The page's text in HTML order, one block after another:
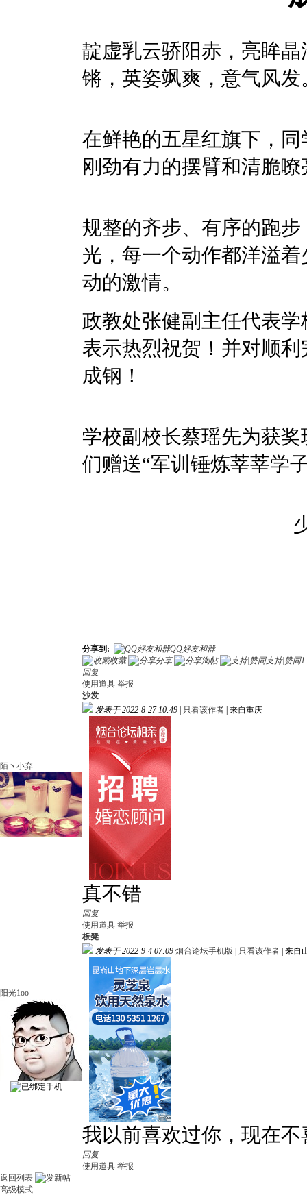
靛虚乳云骄阳赤，亮眸
锵，英姿飒爽，意气风发
在鲜艳的五星红旗下，
刚劲有力的摆臂和清脆
规整的齐步、有序的跑
光，每一个动作都洋溢
动的激情。
政教处张健副主任代表
表示热烈祝贺！并对顺
成钢！
学校副校长蔡瑶先为获
们赠送“军训锤炼莘莘学
分享到:
QQ好友和群
收藏
分享 淘帖 支持|赞同1
回复
使用道具 举报
陌ヽ小弃
沙发
发表于 2022-8-27 10:49
只看该作者 来自重庆
真不错
回复
使用道具 举报
阳光1oo
板凳
发表于 2022-9-4 07:09 烟台论坛手机版 只看该作者 来自
我以前喜欢过你，现在不
回复
使用道具 举报
返回列表
高级模式